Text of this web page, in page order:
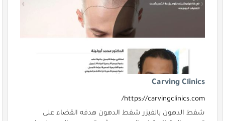
Carving Clinics
https://carvingclinics.com/
شفط الدهون بالفيزر شفط الدهون هدفه القضاء على